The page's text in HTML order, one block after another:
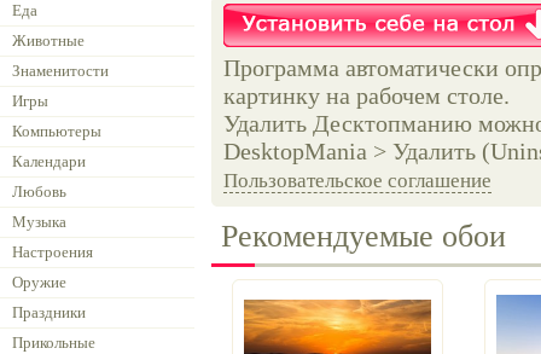
Еда
Животные
Знаменитости
Игры
Компьютеры
Календари
Любовь
Музыка
Настроения
Оружие
Праздники
Прикольные
Программа автоматически
картинку на рабочем столе.
Удалить Десктопманию
DesktopMania > Удалить
Пользовательское соглашение
Рекомендуемые обои